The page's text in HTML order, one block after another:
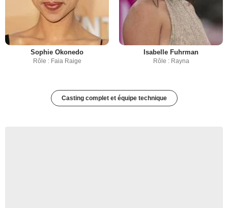
Sophie Okonedo
Rôle : Faia Raige
Isabelle Fuhrman
Rôle : Rayna
Casting complet et équipe technique